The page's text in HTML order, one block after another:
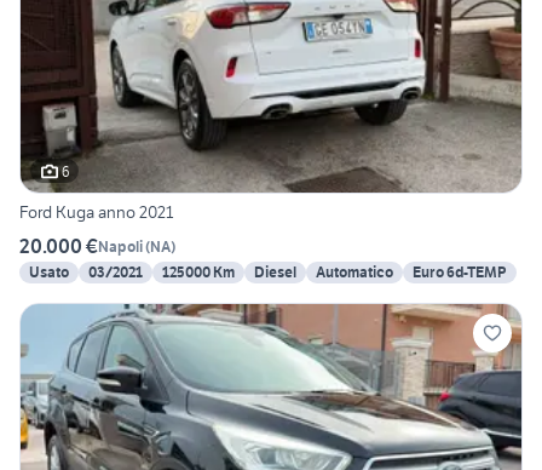
6
Ford Kuga anno 2021
20.000 €Napoli(NA)
Usato
03/2021 125000 Km Diesel Automatico Euro 6d-TEMP